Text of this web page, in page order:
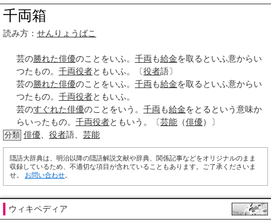
千両箱
読み方： せんりょうばこ
芸の勝れた俳優のことをいふ。 千両も給金を取るといふ意からい
つたもの。 千両役者ともいふ。〔役者語〕
芸の勝れた俳優のことをいふ。 千両も給金を取るといふ意からい
つたもの。 千両役者ともいふ。
芸のすぐれた俳優のことをいう。 千両も給金をとるという意味か
らいったもの。 千両役者ともいう。〔芸能 （俳優）〕
分類 俳優 役者語、 芸能
隠語大辞典は、明治以降の隠語解説文献や辞典、関係記事などをオリジナルのまま
収録しているため、不適切な項目が含れていることもあります。ご了承くださいま
せ。 お問い合わせ
ウィキペディア